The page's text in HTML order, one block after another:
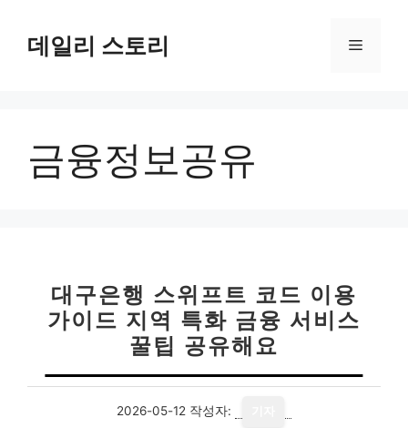
데일리 스토리 메
금융정보공유
대구은행 스위프트 코드 이용
가이드 지역 특화 금융 서비스
꿀팁 공유해요
2026-05-12 작성자: